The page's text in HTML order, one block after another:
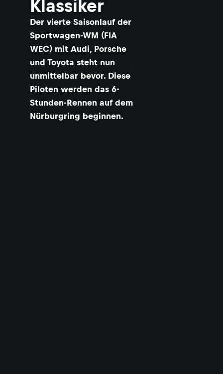
Klassiker
Der vierte Saisonlauf der
Sportwagen-WM (FIA
WEC) mit Audi, Porsche
und Toyota steht nun
unmittelbar bevor. Diese
Piloten werden das 6-
Stunden-Rennen auf dem
Nürburgring beginnen.